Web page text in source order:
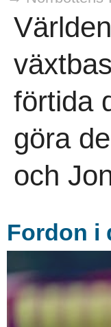
förtida
göra
och
Fordon i